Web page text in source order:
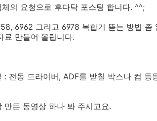
체의 요청으로 후다닥 포스팅 합니다. ^^;
6962 그리고 6978 복합기 뜯는 방법 좀
료 만들어 올립니다.
: 전동 드라이버, ADF를 받칠 박스나 컵 등
만든 동영상 하나 봐 주시고요.